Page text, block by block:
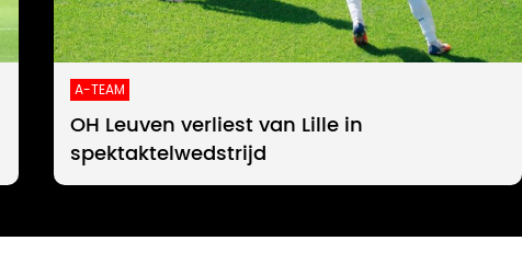
A-TEAM
OH Leuven verliest van Lille in
spektaktelwedstrijd